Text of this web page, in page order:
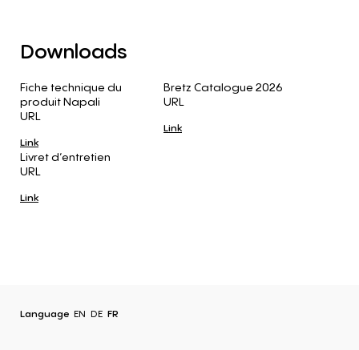
Downloads
Fiche technique du
produit Napali
URL
Link
Bretz Catalogue 2026
URL
Link
Livret d’entretien
URL
Link
Language EN DE FR